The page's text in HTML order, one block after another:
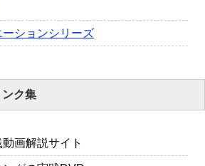
ションシリーズ
ク集
画解説サイト